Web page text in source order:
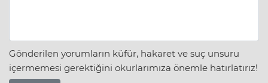
Gönderilen yorumların küfür, hakaret ve suç unsuru
içermemesi gerektiğini okurlarımıza önemle hatırlatırız!